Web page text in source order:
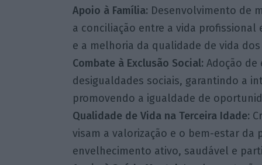
Apoio à Família: Desenvolvimento de
a conciliação entre a vida profissional
e a melhoria da qualidade de vida
Combate à Exclusão Social: Adoção de
desigualdades sociais, garantindo a
promovendo a igualdade de
Qualidade de Vida na Terceira Idade:
visam a valorização e o bem-estar da
envelhecimento ativo, saudável e